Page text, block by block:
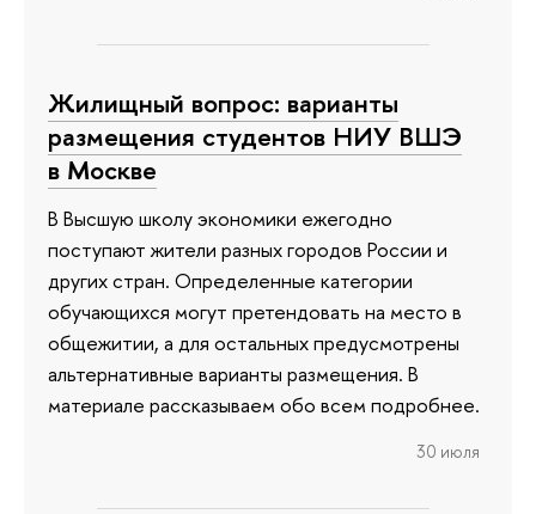
Жилищный вопрос: варианты
размещения студентов НИУ ВШЭ
в Москве
В Высшую школу экономики ежегодно
поступают жители разных городов России и
других стран. Определенные категории
обучающихся могут претендовать на место в
общежитии, а для остальных предусмотрены
альтернативные варианты размещения. В
материале рассказываем обо всем подробнее.
30 июля